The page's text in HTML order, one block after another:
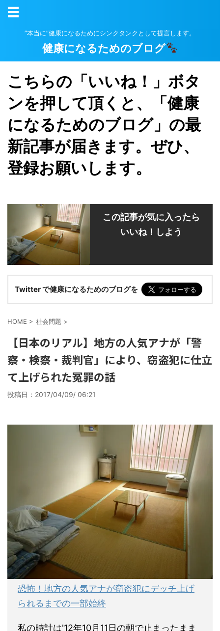
”本当に”健康になるためにシンクタンクとして提言します。
健康になるためのブログ
こちらの「いいね！」ボタ
ンを押して頂くと、「健康
になるためのブログ」の最
新記事が届きます。ぜひ、
登録お願いします。
この記事が気に入ったら
いいね！しよう
Twitter で健康になるためのブログを
HOME > 社会問題 >
【日本のリアル】地方の人気アナが「警
察・検察・裁判官」により、窃盗犯に仕立
て上げられた冤罪の話
投稿日： 2017/04/09/ 06:21
恐怖！地方の人気アナが窃盗犯にデッチ上げ
られるまでの一部始終
私の時計は'12年10月11日の朝で止まったまま